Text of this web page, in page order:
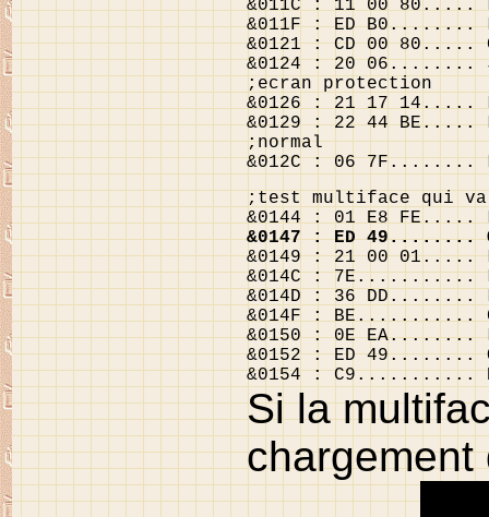
&011C : 11 00 80.....
&011F : ED B0........
&0121 : CD 00 80.....
&0124 : 20 06........
;ecran protection
&0126 : 21 17 14.....
&0129 : 22 44 BE.....
;normal
&012C : 06 7F........
;test multiface qui va
&0144 : 01 E8 FE.....
&0147 : ED 49........
&0149 : 21 00 01.....
&014C : 7E...........
&014D : 36 DD........
&014F : BE...........
&0150 : 0E EA........
&0152 : ED 49........
&0154 : C9...........
Si la
chargement